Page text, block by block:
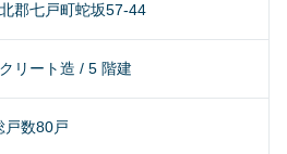
郡七戸町蛇坂57-44
リート造 / 5 階建
戸数80戸